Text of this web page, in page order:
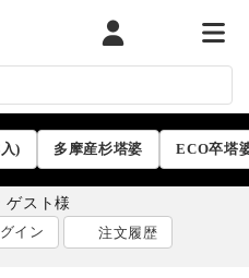
マイページカート メニ
) 多摩産杉塔婆 ECO卒塔
ゲスト様
イン 注文履歴